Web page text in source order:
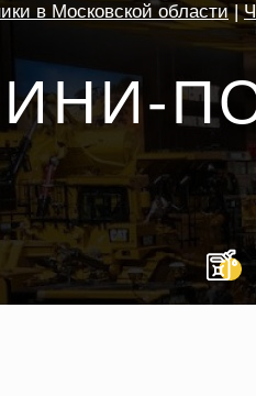
в Московской области